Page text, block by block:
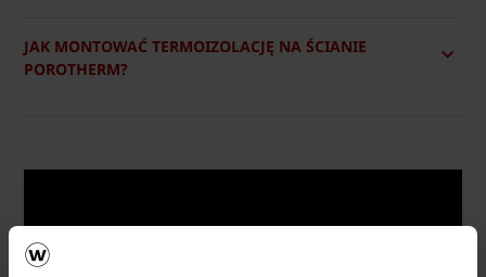
JAK MONTOWAĆ TERMOIZOLACJĘ NA ŚCIANIE
POROTHERM?